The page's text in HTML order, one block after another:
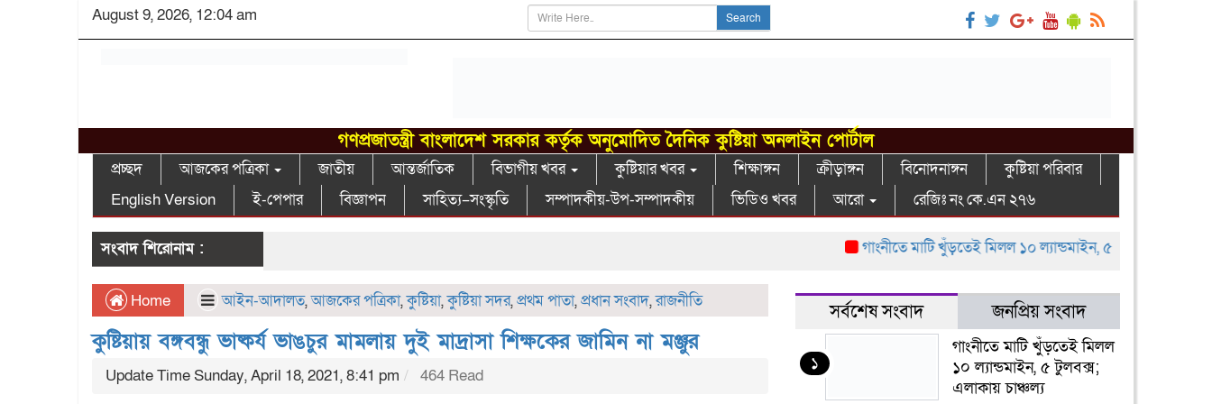
August 9, 2026, 12:04 am Search
গণপ্রজাতন্ত্রী বাংলাদেশ সরকার কর্তৃক অনুমোদিত দৈনিক কুষ্টিয়া অনলাইন পোর্টাল
প্রচ্ছদ আজকের পত্রিকা জাতীয় আন্তর্জাতিক বিভাগীয় খবর কুষ্টিয়ার খবর শিক্ষাঙ্গন ক্রীড়াঙ্গন বিনোদনাঙ্গন
কুষ্টিয়া পরিবার
English Version
ই-পেপার বিজ্ঞাপন সাহিত্য–সংস্কৃতি সম্পাদকীয়-উপ-সম্পাদকীয় ভিডিও খবর আরো রেজিঃ নং কে.এন ২৭৬
সংবাদ শিরোনাম : গাংনীতে মাটি খুঁড়তেই মিলল ১০ ল্যান্ডমাইন, ৫ টুলবক্স; এলাকায় চাঞ্চল্য
Home আইন-আদালত,আজকের পত্রিকা,কুষ্টিয়া,কুষ্টিয়া সদর,প্রথম পাতা,প্রধান সংবাদ,রাজনীতি
কুষ্টিয়ায় বঙ্গবন্ধু ভাষ্কর্য ভাঙচুর মামলায় দুই মাদ্রাসা শিক্ষকের জামিন না মঞ্জুর
Update Time Sunday, April 18, 2021, 8:41 pm 464 Read
সর্বশেষ সংবাদ জনপ্রিয় সংবাদ
১
গাংনীতে মাটি খুঁড়তেই মিলল
১০ ল্যান্ডমাইন, ৫ টুলবক্স;
এলাকায় চাঞ্চল্য